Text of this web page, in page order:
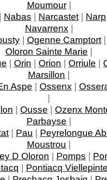
Moumour|
| Nabas | Narcastet | Narp
Navarrenx |
| Ogenne Camptort
Oloron Sainte Marie |
| Orin | Orion | Orriule |
Marsillon |
Aspe | Ossenx |
|
| Ousse | Ozenx
Parbayse |
| Pau | Peyrelongue
Moustrou |
D Oloron | Pomps |
| Pontiacq